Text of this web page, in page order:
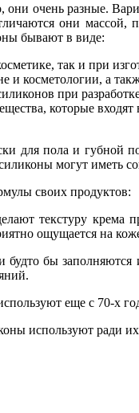
очень разные.
они массой,
бывают в виде:
так и при
и косметологии, а
при
которые
для пола и губной
могут иметь
своих продуктов:
текстуру крема
ощущается на
будто бы
еще с 70-х
используют ради их